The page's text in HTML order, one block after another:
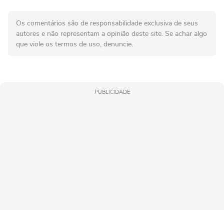
Os comentários são de responsabilidade exclusiva de seus
autores e não representam a opinião deste site. Se achar algo
que viole os termos de uso, denuncie.
PUBLICIDADE